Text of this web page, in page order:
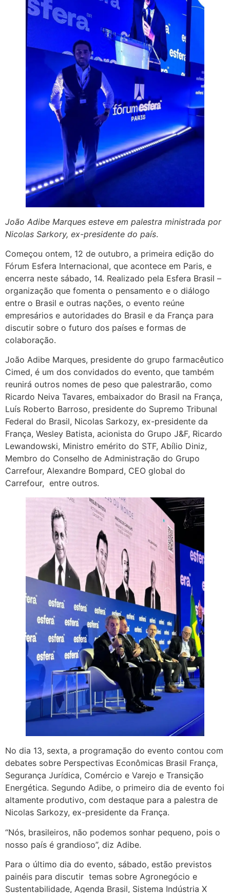
João Adibe Marques esteve em palestra ministrada por
Nicolas Sarkory, ex-presidente do país.
Começou ontem, 12 de outubro, a primeira edição do
Fórum Esfera Internacional, que acontece em Paris, e
encerra neste sábado, 14. Realizado pela Esfera Brasil –
organização que fomenta o pensamento e o diálogo
entre o Brasil e outras nações, o evento reúne
empresários e autoridades do Brasil e da França para
discutir sobre o futuro dos países e formas de
colaboração.
João Adibe Marques, presidente do grupo farmacêutico
Cimed, é um dos convidados do evento, que também
reunirá outros nomes de peso que palestrarão, como
Ricardo Neiva Tavares, embaixador do Brasil na França,
Luís Roberto Barroso, presidente do Supremo Tribunal
Federal do Brasil, Nicolas Sarkozy, ex-presidente da
França, Wesley Batista, acionista do Grupo J&F, Ricardo
Lewandowski, Ministro emérito do STF, Abílio Diniz,
Membro do Conselho de Administração do Grupo
Carrefour, Alexandre Bompard, CEO global do
Carrefour, entre outros.
No dia 13, sexta, a programação do evento contou com
debates sobre Perspectivas Econômicas Brasil França,
Segurança Jurídica, Comércio e Varejo e Transição
Energética. Segundo Adibe, o primeiro dia de evento foi
altamente produtivo, com destaque para a palestra de
Nicolas Sarkozy, ex-presidente da França.
“Nós, brasileiros, não podemos sonhar pequeno, pois o
nosso país é grandioso”, diz Adibe.
Para o último dia do evento, sábado, estão previstos
painéis para discutir temas sobre Agronegócio e
Sustentabilidade, Agenda Brasil, Sistema Indústria X